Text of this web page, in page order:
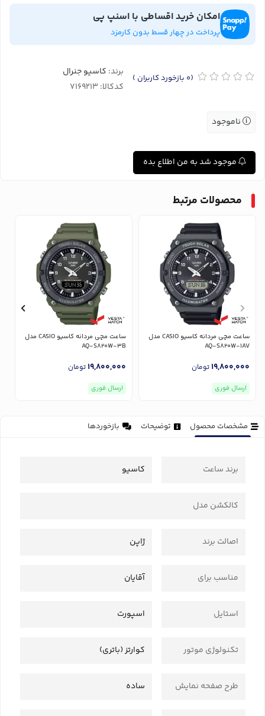
امکان خرید اقساطی با اسنپ پی
پرداخت در چهار قسط بدون کارمزد
(0 بازخورد کاربران ) برند: کاسیو جنرال
کدکالا:
ناموجود
موجود شد به من اطلاع بده
محصولات مرتبط
ساعت مچی مردانه کاسیو CASIO مدل
AQ-S820W-1AV
19,800,000تومان
ارسال فوری
ساعت مچی مردانه کاسیو CASIO مدل
AQ-S820W-3B
19,800,000تومان
ارسال فوری
مشخصات محصول توضیحات بازخوردها
برند ساعت کاسیو
کالکشن مدل
اصالت برند ژاپن
مناسب برای آقایان
استایل اسپورت
تکنولوژی موتور کوارتز (باتری)
طرح صفحه نمایش ساده